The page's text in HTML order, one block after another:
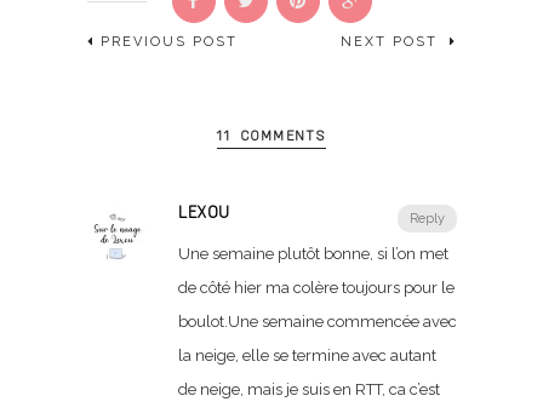
PREVIOUS POST NEXT POST
11 COMMENTS
Reply
LEXOU
Une semaine plutôt bonne, si l’on met
de côté hier ma colère toujours pour le
boulot.Une semaine commencée avec
la neige, elle se termine avec autant
de neige, mais je suis en RTT, ca c’est